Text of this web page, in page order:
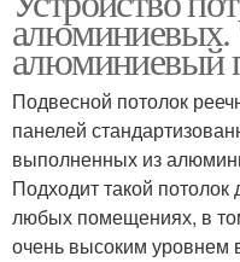
алюминиевых.
алюминиевый
Подвесной потолок
панелей
выполненных из
Подходит такой потолок
любых помещениях, в
очень высоким уровнем